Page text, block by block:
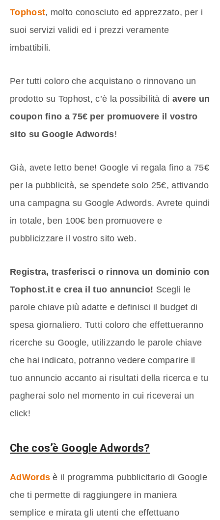
Tophost, molto conosciuto ed apprezzato, per i
suoi servizi validi ed i prezzi veramente
imbattibili.
Per tutti coloro che acquistano o rinnovano un
prodotto su Tophost, c’è la possibilità di avere un
coupon fino a 75€ per promuovere il vostro
sito su Google Adwords!
Già, avete letto bene! Google vi regala fino a 75€
per la pubblicità, se spendete solo 25€, attivando
una campagna su Google Adwords. Avrete quindi
in totale, ben 100€ ben promuovere e
pubblicizzare il vostro sito web.
Registra, trasferisci o rinnova un dominio con
Tophost.it e crea il tuo annuncio! Scegli le
parole chiave più adatte e definisci il budget di
spesa giornaliero. Tutti coloro che effettueranno
ricerche su Google, utilizzando le parole chiave
che hai indicato, potranno vedere comparire il
tuo annuncio accanto ai risultati della ricerca e tu
pagherai solo nel momento in cui riceverai un
click!
Che cos’è Google Adwords?
AdWords è il programma pubblicitario di Google
che ti permette di raggiungere in maniera
semplice e mirata gli utenti che effettuano